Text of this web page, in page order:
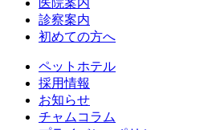
医院案内
診察案内
初めての方へ
ペットホテル
採用情報
お知らせ
チャムコラム